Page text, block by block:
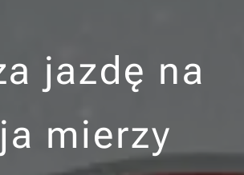
jazdę na
mierzy